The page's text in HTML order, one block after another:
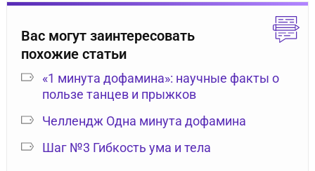
Вас могут заинтересовать
похожие статьи
«1 минута дофамина»: научные факты о
пользе танцев и прыжков
Челлендж Одна минута дофамина
Шаг №3 Гибкость ума и тела